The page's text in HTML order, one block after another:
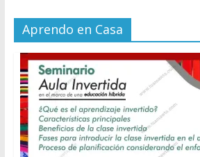
Aprendo en Casa